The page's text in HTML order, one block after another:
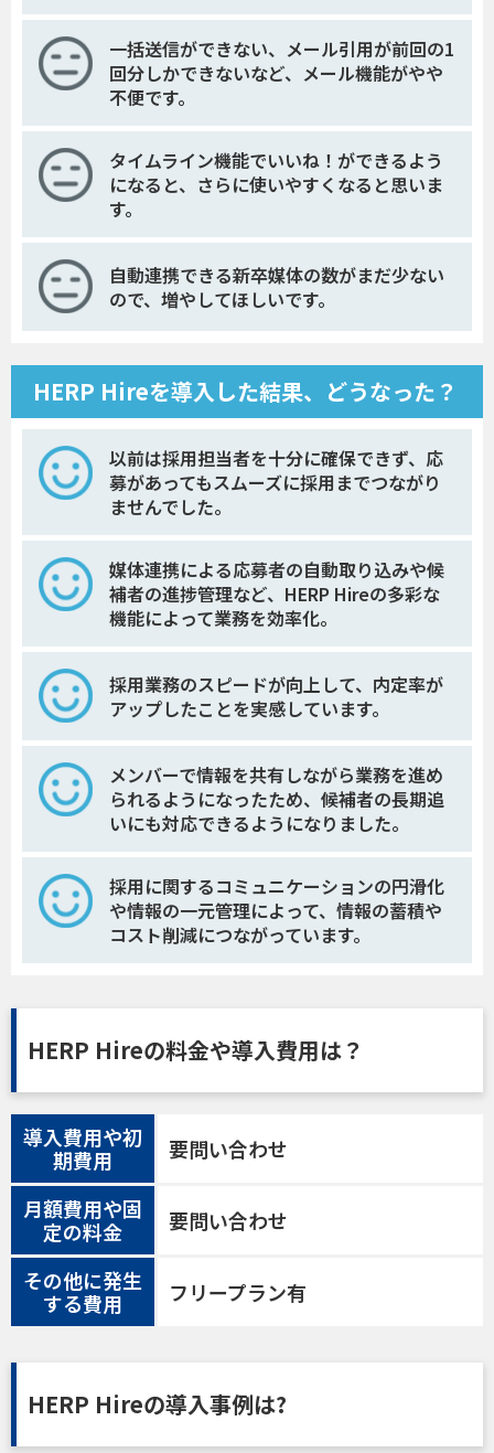
一括送信ができない、メール引用が前回の1
回分しかできないなど、メール機能がやや
不便です。
タイムライン機能でいいね！ができるよう
になると、さらに使いやすくなると思いま
す。
自動連携できる新卒媒体の数がまだ少ない
ので、増やしてほしいです。
HERP Hireを導入した結果、どうなった？
以前は採用担当者を十分に確保できず、応
募があってもスムーズに採用までつながり
ませんでした。
媒体連携による応募者の自動取り込みや候
補者の進捗管理など、HERP Hireの多彩な
機能によって業務を効率化。
採用業務のスピードが向上して、内定率が
アップしたことを実感しています。
メンバーで情報を共有しながら業務を進め
られるようになったため、候補者の長期追
いにも対応できるようになりました。
採用に関するコミュニケーションの円滑化
や情報の一元管理によって、情報の蓄積や
コスト削減につながっています。
HERP Hireの料金や導入費用は？
導入費用や初
期費用
要問い合わせ
月額費用や固
定の料金
要問い合わせ
その他に発生
する費用
フリープラン有
HERP Hireの導入事例は?